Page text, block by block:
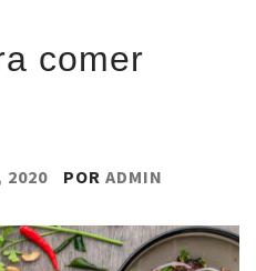
comer
2020 POR ADMIN